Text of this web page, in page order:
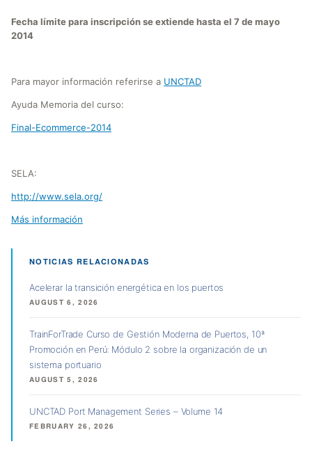
Fecha límite para inscripción se extiende hasta el 7 de mayo
2014
Para mayor información referirse a UNCTAD
Ayuda Memoria del curso:
Final-Ecommerce-2014
SELA:
http://www.sela.org/
Más información
NOTICIAS RELACIONADAS
Acelerar la transición energética en los puertos
AUGUST 6, 2026
TrainForTrade Curso de Gestión Moderna de Puertos, 10ª
Promoción en Perú: Módulo 2 sobre la organización de un
sistema portuario
AUGUST 5, 2026
UNCTAD Port Management Series – Volume 14
FEBRUARY 26, 2026